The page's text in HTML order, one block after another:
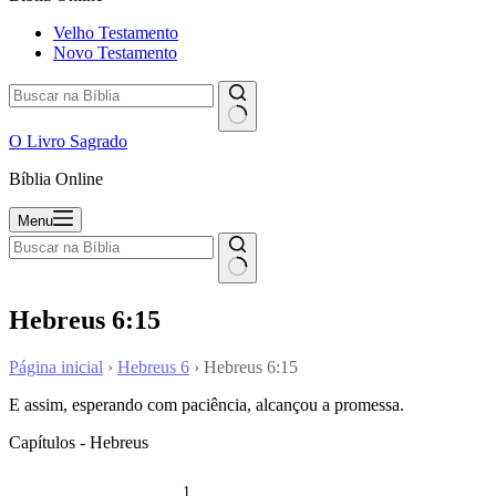
Velho Testamento
Novo Testamento
O Livro Sagrado
Bíblia Online
Menu
Hebreus 6:15
Página inicial › Hebreus 6 › Hebreus 6:15
E assim, esperando com paciência, alcançou a promessa.
Capítulos - Hebreus
1